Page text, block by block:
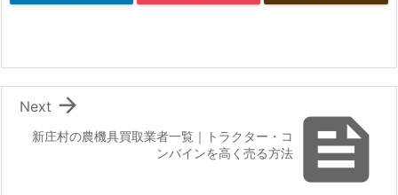

新庄村の農機具買取業者一覧｜トラクター・コ
ンバインを高く売る方法

Next